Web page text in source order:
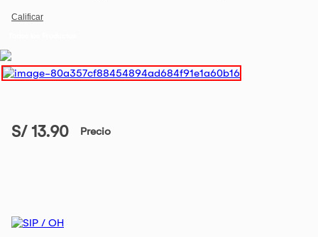
S/ 13.90 Precio